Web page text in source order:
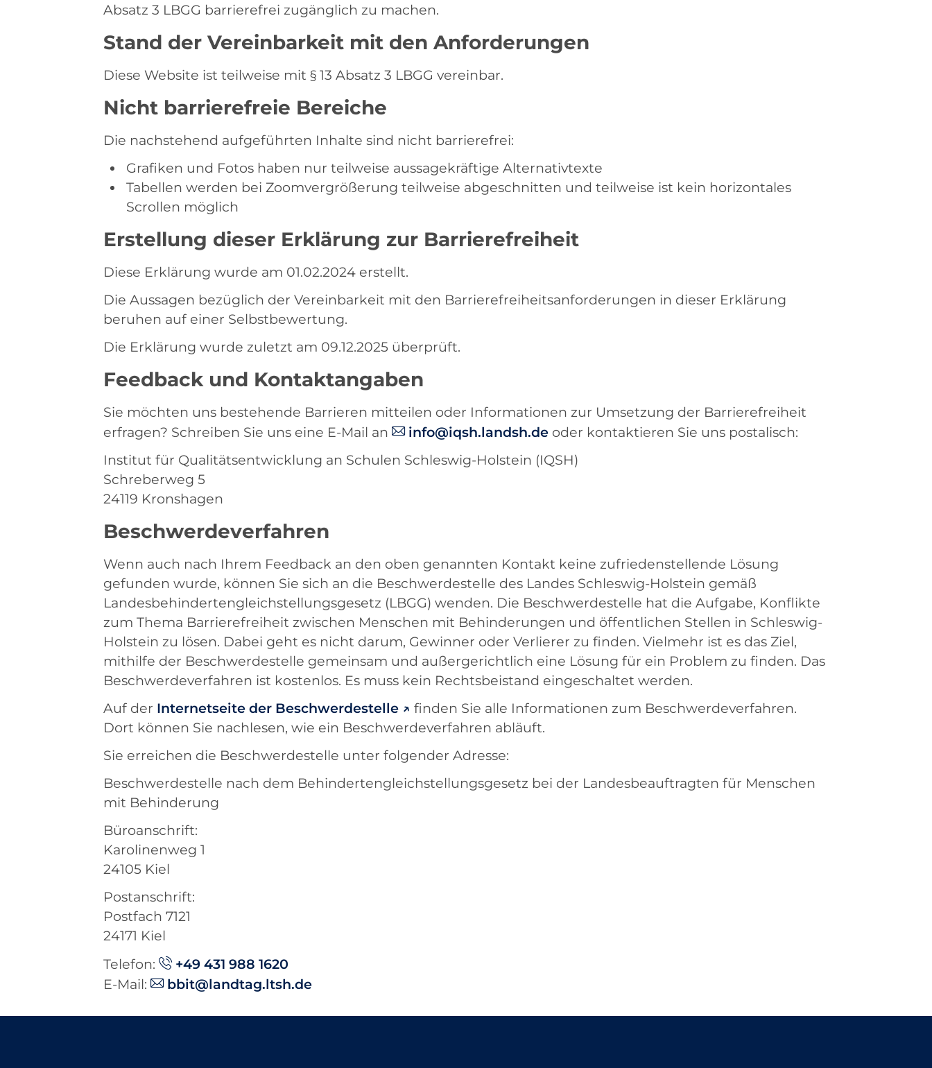
Absatz 3 LBGG barrierefrei zugänglich zu machen.
Stand der Vereinbarkeit mit den Anforderungen
Diese Website ist teilweise mit § 13 Absatz 3 LBGG vereinbar.
Nicht barrierefreie Bereiche
Die nachstehend aufgeführten Inhalte sind nicht barrierefrei:
Grafiken und Fotos haben nur teilweise aussagekräftige Alternativtexte
Tabellen werden bei Zoomvergrößerung teilweise abgeschnitten und teilweise ist kein horizontales
Scrollen möglich
Erstellung dieser Erklärung zur Barrierefreiheit
Diese Erklärung wurde am 01.02.2024 erstellt.
Die Aussagen bezüglich der Vereinbarkeit mit den Barrierefreiheitsanforderungen in dieser Erklärung
beruhen auf einer Selbstbewertung.
Die Erklärung wurde zuletzt am 09.12.2025 überprüft.
Feedback und Kontaktangaben
Sie möchten uns bestehende Barrieren mitteilen oder Informationen zur Umsetzung der Barrierefreiheit
erfragen? Schreiben Sie uns eine E-Mail an
info@iqsh.landsh.deoder kontaktieren Sie uns postalisch:
Institut für Qualitätsentwicklung an Schulen Schleswig-Holstein (IQSH)
Schreberweg 5
24119 Kronshagen
Beschwerdeverfahren
Wenn auch nach Ihrem Feedback an den oben genannten Kontakt keine zufriedenstellende Lösung
gefunden wurde, können Sie sich an die Beschwerdestelle des Landes Schleswig-Holstein gemäß
Landesbehindertengleichstellungsgesetz (LBGG) wenden. Die Beschwerdestelle hat die Aufgabe, Konflikte
zum Thema Barrierefreiheit zwischen Menschen mit Behinderungen und öffentlichen Stellen in Schleswig-
Holstein zu lösen. Dabei geht es nicht darum, Gewinner oder Verlierer zu finden. Vielmehr ist es das Ziel,
mithilfe der Beschwerdestelle gemeinsam und außergerichtlich eine Lösung für ein Problem zu finden. Das
Beschwerdeverfahren ist kostenlos. Es muss kein Rechtsbeistand eingeschaltet werden.
Auf der Internetseite der Beschwerdestelle
finden Sie alle Informationen zum Beschwerdeverfahren.
Dort können Sie nachlesen, wie ein Beschwerdeverfahren abläuft.
Sie erreichen die Beschwerdestelle unter folgender Adresse:
Beschwerdestelle nach dem Behindertengleichstellungsgesetz bei der Landesbeauftragten für Menschen
mit Behinderung
Büroanschrift:
Karolinenweg 1
24105 Kiel
Postanschrift:
Postfach 7121
24171 Kiel
Telefon:
+49 431 988 1620
E-Mail:
bbit@landtag.ltsh.de